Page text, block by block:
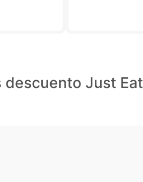
Just Eat